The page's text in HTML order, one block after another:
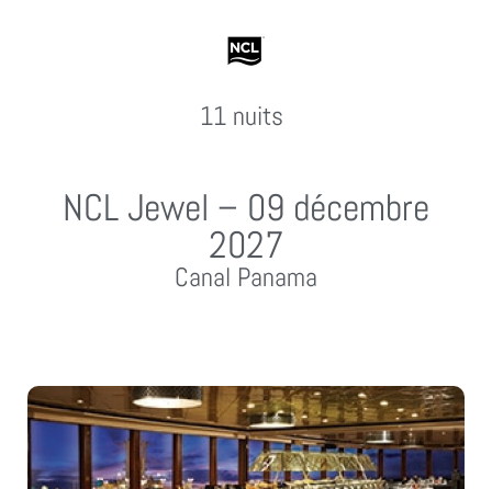
11 nuits
NCL Jewel – 09 décembre
2027
Canal Panama